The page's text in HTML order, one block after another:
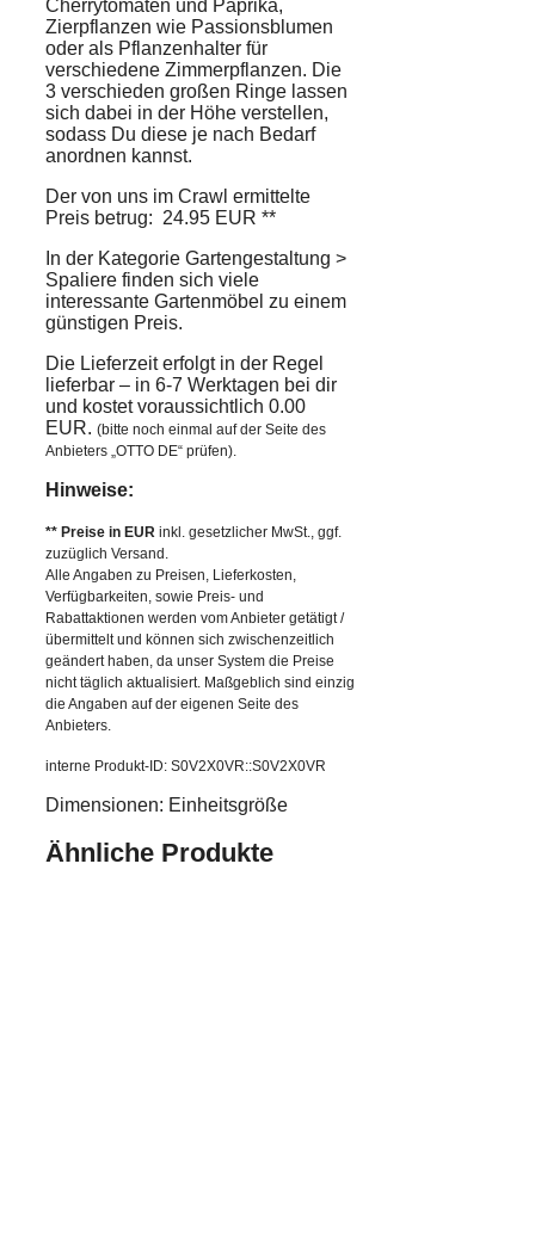
Cherrytomaten und Paprika,
Zierpflanzen wie Passionsblumen
oder als Pflanzenhalter für
verschiedene Zimmerpflanzen. Die
3 verschieden großen Ringe lassen
sich dabei in der Höhe verstellen,
sodass Du diese je nach Bedarf
anordnen kannst.
Der von uns im Crawl ermittelte
Preis betrug: 24.95 EUR **
In der Kategorie Gartengestaltung >
Spaliere finden sich viele
interessante Gartenmöbel zu einem
günstigen Preis.
Die Lieferzeit erfolgt in der Regel
lieferbar – in 6-7 Werktagen bei dir
und kostet voraussichtlich 0.00
EUR. (bitte noch einmal auf der Seite des
Anbieters „OTTO DE“ prüfen).
Hinweise:
** Preise in EUR inkl. gesetzlicher MwSt., ggf.
zuzüglich Versand.
Alle Angaben zu Preisen, Lieferkosten,
Verfügbarkeiten, sowie Preis- und
Rabattaktionen werden vom Anbieter getätigt /
übermittelt und können sich zwischenzeitlich
geändert haben, da unser System die Preise
nicht täglich aktualisiert. Maßgeblich sind einzig
die Angaben auf der eigenen Seite des
Anbieters.
interne Produkt-ID: S0V2X0VR::S0V2X0VR
Dimensionen: Einheitsgröße
Ähnliche Produkte